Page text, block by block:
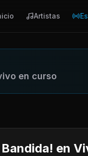
Artistas
en curso
en